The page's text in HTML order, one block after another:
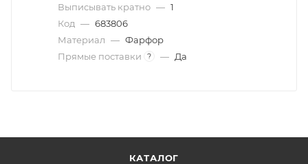
Выписывать кратно — 1
Код — 683806
Материал — Фарфор
Прямые поставки
? — Да
КАТАЛОГ